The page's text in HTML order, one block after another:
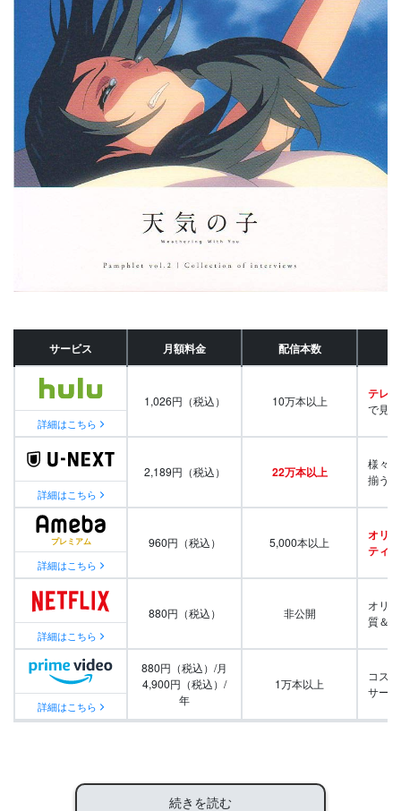
サービス 月額料金 配信本数
詳細はこちら
1,026円（税込） 10万本以上 テレビ
で見
詳細はこちら
2,189円（税込） 22万本以上
様々
揃う
詳細はこちら
960円（税込） 5,000本以上
オリ
ティ
詳細はこちら
880円（税込） 非公開
オリ
質＆
詳細はこちら
880円（税込）/月
4,900円（税込）/
年
1万本以上
コス
サー
続きを読む